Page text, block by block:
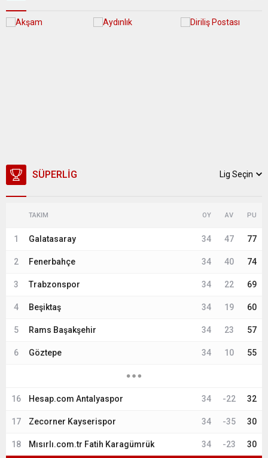
SÜPERLIG Lig Seçin
TAKIM OY AV PU
1 Galatasaray 34 47 77
2 Fenerbahçe 34 40 74
3 Trabzonspor 34 22 69
4 Beşiktaş 34 19 60
5 Rams Başakşehir 34 23 57
6 Göztepe 34 10 55
16 Hesap.com Antalyaspor 34 -22 32
17 Zecorner Kayserispor 34 -35 30
18 Mısırlı.com.tr Fatih Karagümrük 34 -23 30